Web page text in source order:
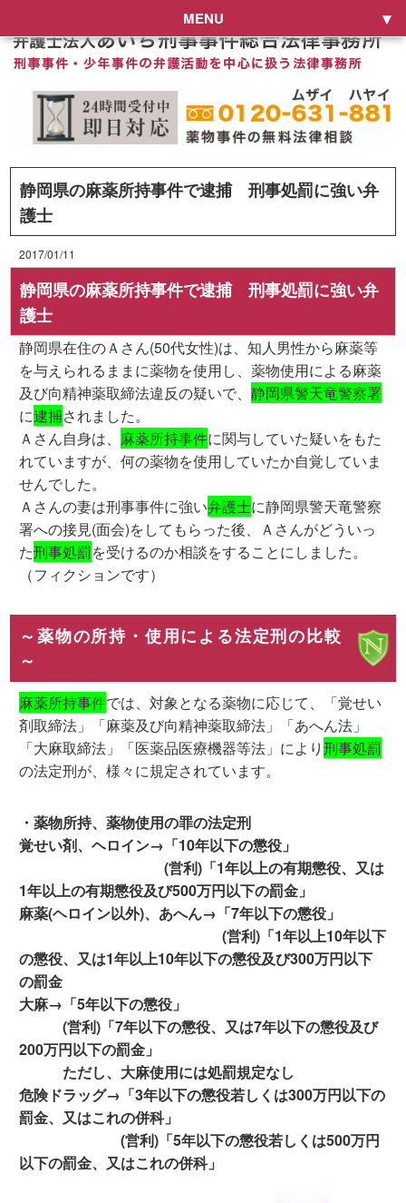
MENU
静岡県の麻薬所持事件で逮捕 刑事処罰に強い弁
護士
2017/01/11
静岡県の麻薬所持事件で逮捕 刑事処罰に強い弁
護士
静岡県在住のＡさん(50代女性)は、知人男性から麻薬等
を与えられるままに薬物を使用し、薬物使用による麻薬
及び向精神薬取締法違反の疑いで、静岡県警天竜警察署
に逮捕されました。
Ａさん自身は、 麻薬所持事件に関与していた疑いをもた
れていますが、何の薬物を使用していたか自覚していま
せんでした。
Ａさんの妻は刑事事件に強い弁護士に静岡県警天竜警察
署への接見(面会)をしてもらった後、Ａさんがどういっ
た刑事処罰を受けるのか相談をすることにしました。
（フィクションです）
～薬物の所持・使用による法定刑の比較
～
麻薬所持事件では、対象となる薬物に応じて、「覚せい
剤取締法」「麻薬及び向精神薬取締法」「あへん法」
「大麻取締法」「医薬品医療機器等法」により刑事処罰
の法定刑が、様々に規定されています。
・薬物所持、薬物使用の罪の法定刑
覚せい剤、ヘロイン→「10年以下の懲役」
(営利)「1年以上の有期懲役、又は
1年以上の有期懲役及び500万円以下の罰金」
麻薬(ヘロイン以外)、あへん→「7年以下の懲役」
(営利)「1年以上10年以下
の懲役、又は1年以上10年以下の懲役及び300万円以下
の罰金
大麻→「5年以下の懲役」
(営利)「7年以下の懲役、又は7年以下の懲役及び
200万円以下の罰金」
ただし、大麻使用には処罰規定なし
危険ドラッグ→「3年以下の懲役若しくは300万円以下の
罰金、又はこれの併科」
(営利)「5年以下の懲役若しくは500万円
以下の罰金、又はこれの併科」